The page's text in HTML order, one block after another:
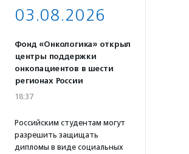
03.08.2026
Фонд «Онкологика» открыл
центры поддержки
онкопациентов в шести
регионах России
18:37
Российским студентам могут
разрешить защищать
дипломы в виде социальных